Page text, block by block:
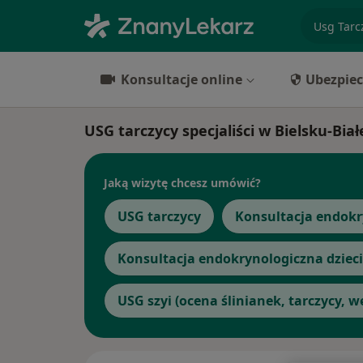
Konsultacje online
USG tarczycy specjaliści w Bielsku-
Jaką wizytę chcesz umówić?
USG tarczycy Konsultacja
Konsultacja endokrynologiczna dzieci
USG szyi (ocena ślinianek, tarczycy,